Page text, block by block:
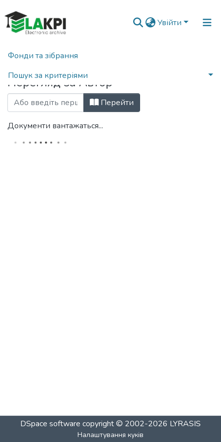
Увійти
Фонди та зібрання
Пошук за критеріями
Головна Переглянути за автором
Перегляд за Автор
Перейти
Документи вантажаться...
DSpace software copyright © 2002-2026 LYRASIS
Налаштування куків